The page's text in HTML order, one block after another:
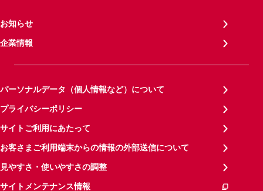
お知らせ
企業情報
パーソナルデータ（個人情報など）について
プライバシーポリシー
サイトご利用にあたって
お客さまご利用端末からの情報の外部送信について
見やすさ・使いやすさの調整
サイトメンテナンス情報